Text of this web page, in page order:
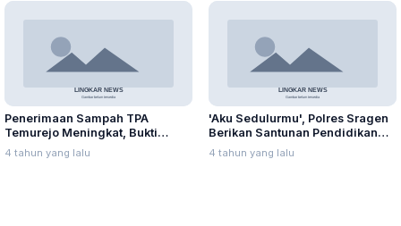
Penerimaan Sampah TPA
Temurejo Meningkat, Bukti
Masyarakat Blora Peduli
Kebersihan
4 tahun yang lalu
'Aku Sedulurmu', Polres Sragen
Berikan Santunan Pendidikan
Anak Yatim Piatu
4 tahun yang lalu